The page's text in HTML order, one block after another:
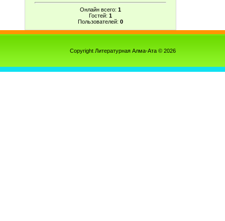
Онлайн всего: 1
Гостей: 1
Пользователей: 0
Copyright Литературная Алма-Ата © 2026